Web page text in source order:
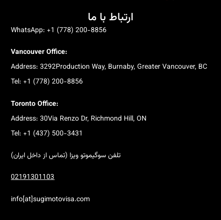
ارتباط با ما
WhatsApp: +1 (778) 200-8856
Vancouver Office:
Address: 3292Production Way, Burnaby, Greater Vancouver, BC
Tel: +1 (778) 200-8856
Toronto Office:
Address: 30Via Renzo Dr, Richmond Hill, ON
Tel: +1 (437) 500-3431
تلفن سوگیموتو ویزا (تماس از داخل ایران)
02191301103
info[at]sugimotovisa.com